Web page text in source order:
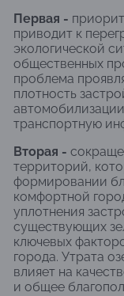
Первая -
приводит к
экологической
общественных
проблема
плотность
транспортную
Вторая -
территорий,
формировании
комфортной
уплотнения
существующих
ключевых
города. Утрата
влияет на
и общее